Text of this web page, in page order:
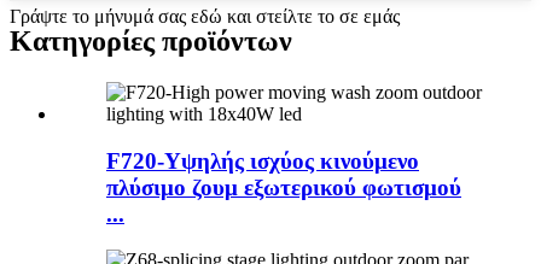
Γράψτε το μήνυμά σας εδώ και στείλτε το σε εμάς
Κατηγορίες προϊόντων
F720-Υψηλής ισχύος κινούμενο
πλύσιμο ζουμ εξωτερικού φωτισμού
...